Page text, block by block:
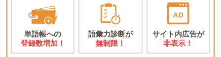
単語帳への
登録数増加！
語彙力診断が
無制限！
サイト内広告が
非表示！